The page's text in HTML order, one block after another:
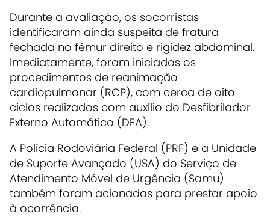
Durante a avaliação, os socorristas
identificaram ainda suspeita de fratura
fechada no fêmur direito e rigidez abdominal.
Imediatamente, foram iniciados os
procedimentos de reanimação
cardiopulmonar (RCP), com cerca de oito
ciclos realizados com auxílio do Desfibrilador
Externo Automático (DEA).
A Polícia Rodoviária Federal (PRF) e a Unidade
de Suporte Avançado (USA) do Serviço de
Atendimento Móvel de Urgência (Samu)
também foram acionadas para prestar apoio
à ocorrência.